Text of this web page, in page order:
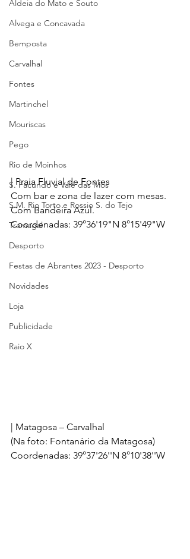
Aldeia do Mato e Souto
Alvega e Concavada
Bemposta
Carvalhal
Fontes
Martinchel
Mouriscas
Pego
Rio de Moinhos
S. Facundo e Vale das Mós
S.M. Rio Torto e Rossio S. do Tejo
Tramagal
Desporto
Festas de Abrantes 2023 - Desporto
Novidades
Loja
Publicidade
Raio X
| Praia Fluvial de Fontes
Com bar e zona de lazer com mesas.
Com Bandeira Azul.
Coordenadas: 39°36'19"N 8°15'49"W
| Matagosa – Carvalhal
(Na foto: Fontanário da Matagosa)
Coordenadas: 39°37'26''N 8°10'38''W